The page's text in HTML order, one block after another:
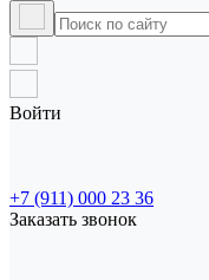
Войти
+7 (911) 000 23 36
Заказать звонок